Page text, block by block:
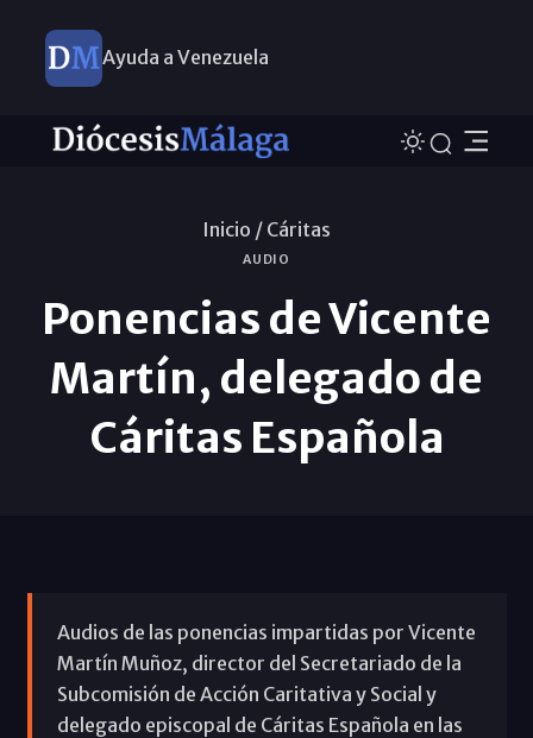
Ayuda a Venezuela
Inicio / Cáritas
AUDIO
Ponencias de Vicente
Martín, delegado de
Cáritas Española
Audios de las ponencias impartidas por Vicente
Martín Muñoz, director del Secretariado de la
Subcomisión de Acción Caritativa y Social y
delegado episcopal de Cáritas Española en las